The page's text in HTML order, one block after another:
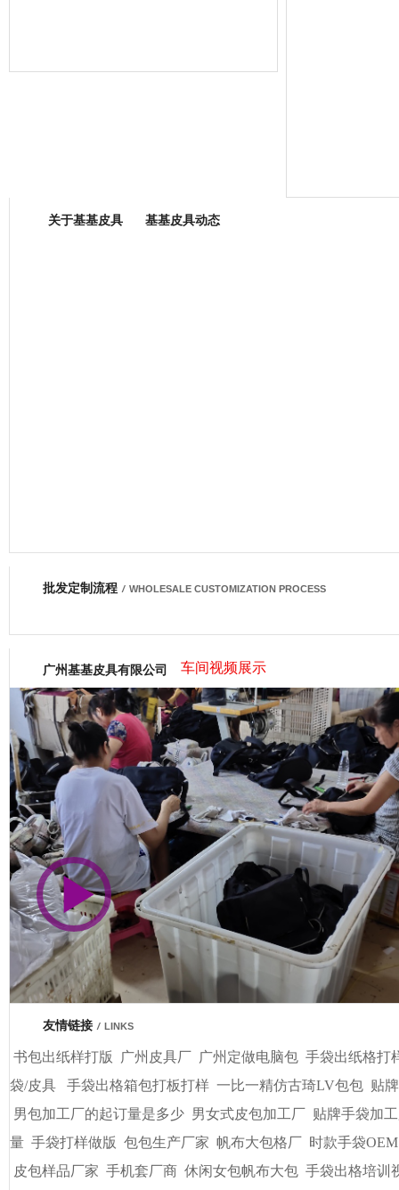
网商会会员
市商会会员单位
关于基基皮具 基基皮具动态
批发定制流程 / WHOLESALE CUSTOMIZATION PROCESS
广州基基皮具有限公司 车间视频展示
友情链接 / LINKS
书包出纸样打版 广州皮具厂 广州定做电脑包 手袋出纸格打
袋/皮具
手袋出格箱包打板打样 一比一精仿古琦LV包包 贴
男包加工厂的起订量是多少 男女式皮包加工厂 贴牌手袋加
量 手袋打样做版 包包生产厂家 帆布大包格厂 时款手袋OEM
皮包样品厂家 手机套厂商 休闲女包帆布大包 手袋出格培训